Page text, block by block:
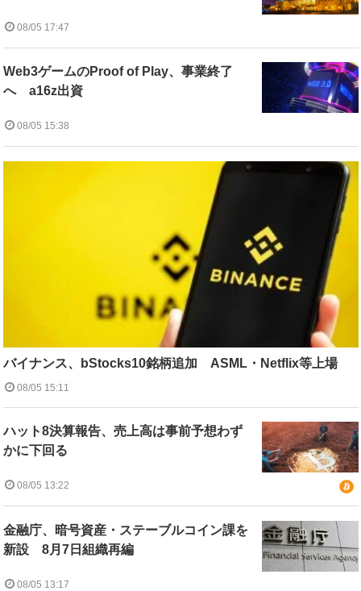
08/05 17:47
Web3ゲームのProof of Play、事業終了
へ a16z出資
08/05 15:38
バイナンス、bStocks10銘柄追加 ASML・Netflix等上場
08/05 15:11
ハット8決算報告、売上高は事前予想わず
かに下回る
08/05 13:22
金融庁、暗号資産・ステーブルコイン課を
新設 8月7日組織再編
08/05 13:17